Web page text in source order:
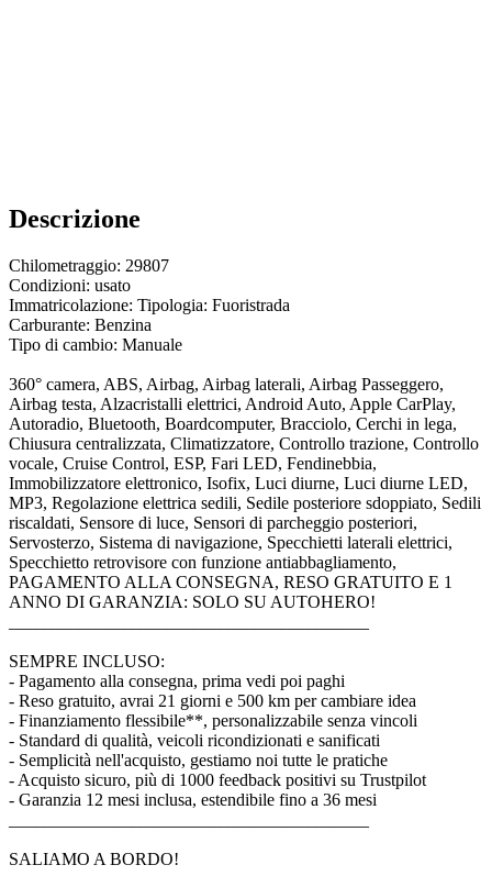
Descrizione
Chilometraggio: 29807
Condizioni: usato
Immatricolazione: Tipologia: Fuoristrada
Carburante: Benzina
Tipo di cambio: Manuale
360° camera, ABS, Airbag, Airbag laterali, Airbag Passeggero,
Airbag testa, Alzacristalli elettrici, Android Auto, Apple CarPlay,
Autoradio, Bluetooth, Boardcomputer, Bracciolo, Cerchi in lega,
Chiusura centralizzata, Climatizzatore, Controllo trazione, Controllo
vocale, Cruise Control, ESP, Fari LED, Fendinebbia,
Immobilizzatore elettronico, Isofix, Luci diurne, Luci diurne LED,
MP3, Regolazione elettrica sedili, Sedile posteriore sdoppiato, Sedili
riscaldati, Sensore di luce, Sensori di parcheggio posteriori,
Servosterzo, Sistema di navigazione, Specchietti laterali elettrici,
Specchietto retrovisore con funzione antiabbagliamento,
PAGAMENTO ALLA CONSEGNA, RESO GRATUITO E 1
ANNO DI GARANZIA: SOLO SU AUTOHERO!
SEMPRE INCLUSO:
- Pagamento alla consegna, prima vedi poi paghi
- Reso gratuito, avrai 21 giorni e 500 km per cambiare idea
- Finanziamento flessibile**, personalizzabile senza vincoli
- Standard di qualità, veicoli ricondizionati e sanificati
- Semplicità nell'acquisto, gestiamo noi tutte le pratiche
- Acquisto sicuro, più di 1000 feedback positivi su Trustpilot
- Garanzia 12 mesi inclusa, estendibile fino a 36 mesi
SALIAMO A BORDO!